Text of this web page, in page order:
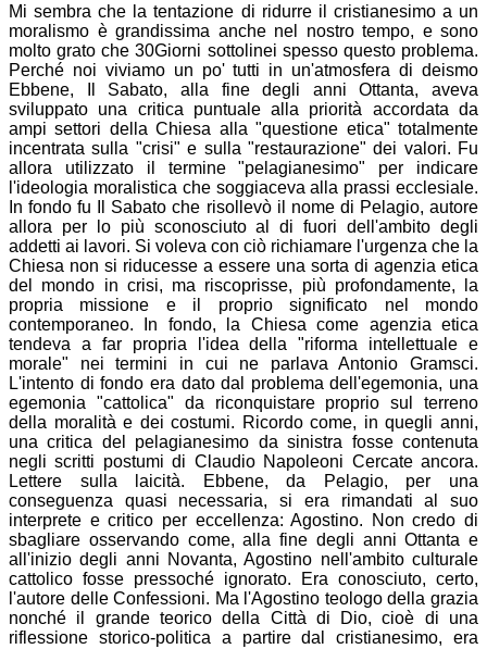
Mi sembra che la tentazione di ridurre il cristianesimo a un
moralismo è grandissima anche nel nostro tempo, e sono
molto grato che 30Giorni sottolinei spesso questo problema.
Perché noi viviamo un po' tutti in un'atmosfera di deismo
Ebbene, Il Sabato, alla fine degli anni Ottanta, aveva
sviluppato una critica puntuale alla priorità accordata da
ampi settori della Chiesa alla "questione etica" totalmente
incentrata sulla "crisi" e sulla "restaurazione" dei valori. Fu
allora utilizzato il termine "pelagianesimo" per indicare
l'ideologia moralistica che soggiaceva alla prassi ecclesiale.
In fondo fu Il Sabato che risollevò il nome di Pelagio, autore
allora per lo più sconosciuto al di fuori dell'ambito degli
addetti ai lavori. Si voleva con ciò richiamare l'urgenza che la
Chiesa non si riducesse a essere una sorta di agenzia etica
del mondo in crisi, ma riscoprisse, più profondamente, la
propria missione e il proprio significato nel mondo
contemporaneo. In fondo, la Chiesa come agenzia etica
tendeva a far propria l'idea della "riforma intellettuale e
morale" nei termini in cui ne parlava Antonio Gramsci.
L'intento di fondo era dato dal problema dell'egemonia, una
egemonia "cattolica" da riconquistare proprio sul terreno
della moralità e dei costumi. Ricordo come, in quegli anni,
una critica del pelagianesimo da sinistra fosse contenuta
negli scritti postumi di Claudio Napoleoni Cercate ancora.
Lettere sulla laicità. Ebbene, da Pelagio, per una
conseguenza quasi necessaria, si era rimandati al suo
interprete e critico per eccellenza: Agostino. Non credo di
sbagliare osservando come, alla fine degli anni Ottanta e
all'inizio degli anni Novanta, Agostino nell'ambito culturale
cattolico fosse pressoché ignorato. Era conosciuto, certo,
l'autore delle Confessioni. Ma l'Agostino teologo della grazia
nonché il grande teorico della Città di Dio, cioè di una
riflessione storico-politica a partire dal cristianesimo, era